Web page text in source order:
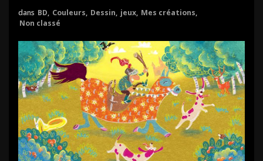
dans BD, Couleurs, Dessin, jeux, Mes créations,
Non classé